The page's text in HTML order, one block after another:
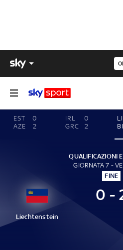
EST
0
AZE
2
IRL
0
GRC
2
QUALIFICAZIONI
GIORNATA 7 -
FINE
Liechtenstein
0 -